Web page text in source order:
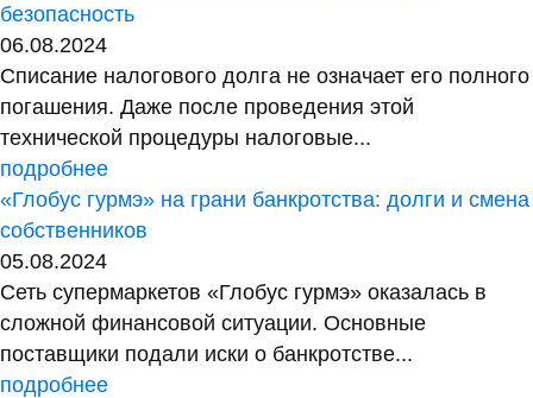
безопасность
06.08.2024
Списание налогового долга не означает его полного
погашения. Даже после проведения этой
технической процедуры налоговые...
подробнее
«Глобус гурмэ» на грани банкротства: долги и смена
собственников
05.08.2024
Сеть супермаркетов «Глобус гурмэ» оказалась в
сложной финансовой ситуации. Основные
поставщики подали иски о банкротстве...
подробнее